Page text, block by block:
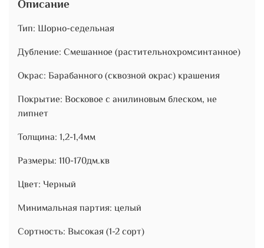
Описание
Тип: Шорно-седельная
Дубление: Смешанное (растительнохромсинтанное)
Окрас: Барабанного (сквозной окрас) крашения
Покрытие: Восковое с анилиновым блеском, не
липнет
Толщина: 1,2-1,4мм
Размеры: 110-170дм.кв
Цвет: Черный
Минимальная партия: целый
Сортность: Высокая (1-2 сорт)